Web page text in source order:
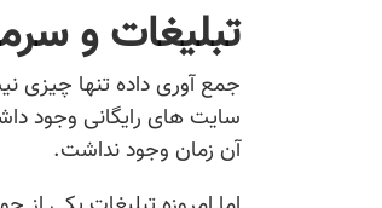
تبلیغات و
جمع آوری داده تنها چیزی
سایت های رایگانی وجود
آن زمان وجود نداشت.